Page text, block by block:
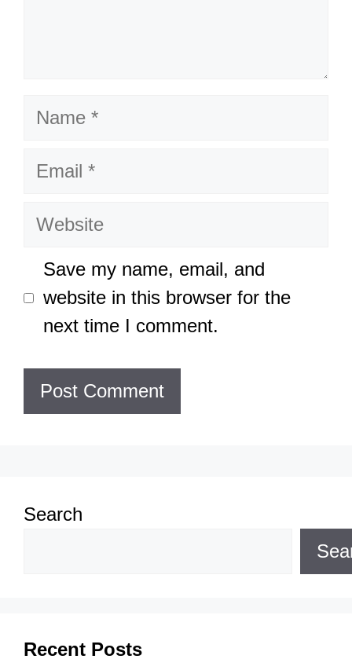
Name
Email
Website
Save my name, email, and
website in this browser for the
next time I comment.
Search
Recent Posts